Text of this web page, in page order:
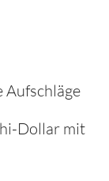
Aufschläge
Dollar mit